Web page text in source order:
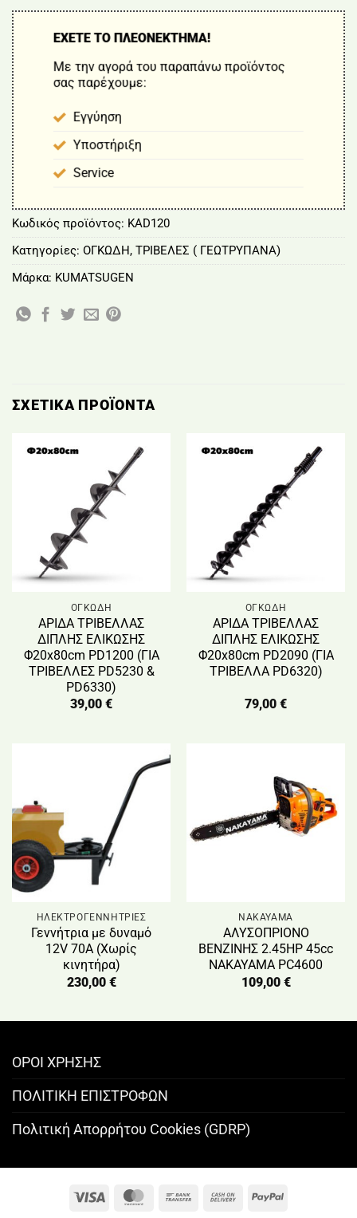
ΕΧΕΤΕ ΤΟ ΠΛΕΟΝΕΚΤΗΜΑ!
Με την αγορά του παραπάνω προϊόντος
σας παρέχουμε:
Εγγύηση
Υποστήριξη
Service
Κωδικός προϊόντος: KAD120
Κατηγορίες: ΟΓΚΩΔΗ, ΤΡΙΒΕΛΕΣ ( ΓΕΩΤΡΥΠΑΝΑ)
Μάρκα: KUMATSUGEN
ΣΧΕΤΙΚΆ ΠΡΟΪΌΝΤΑ
ΟΓΚΩΔΗ
ΑΡΙΔΑ ΤΡΙΒΕΛΛΑΣ
ΔΙΠΛΗΣ ΕΛΙΚΩΣΗΣ
Φ20x80cm PD1200 (ΓΙΑ
ΤΡΙΒΕΛΛΕΣ PD5230 &
PD6330)
39,00 €
ΟΓΚΩΔΗ
ΑΡΙΔΑ ΤΡΙΒΕΛΛΑΣ
ΔΙΠΛΗΣ ΕΛΙΚΩΣΗΣ
Φ20x80cm PD2090 (ΓΙΑ
ΤΡΙΒΕΛΛΑ PD6320)
79,00 €
ΗΛΕΚΤΡΟΓΕΝΝΗΤΡΙΕΣ
Γεννήτρια με δυναμό
12V 70Α (Χωρίς
κινητήρα)
230,00 €
NAKAYAMA
ΑΛΥΣΟΠΡΙΟΝΟ
ΒΕΝΖΙΝΗΣ 2.45HP 45cc
NAKAYAMA PC4600
109,00 €
ΟΡΟΙ ΧΡΗΣΗΣ
ΠΟΛΙΤΙΚΗ ΕΠΙΣΤΡΟΦΩΝ
Πολιτική Απορρήτου Cookies (GDRP)
Visa MasterCard
Bank
Cash
PayPal